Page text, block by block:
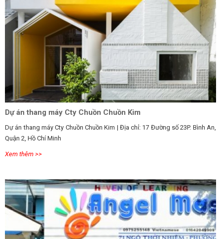
Dự án thang máy Cty Chuồn Chuồn Kim
Dự án thang máy Cty Chuồn Chuồn Kim | Địa chỉ: 17 Đường số 23P. Bình An,
Quận 2, Hồ Chí Minh
Xem thêm >>